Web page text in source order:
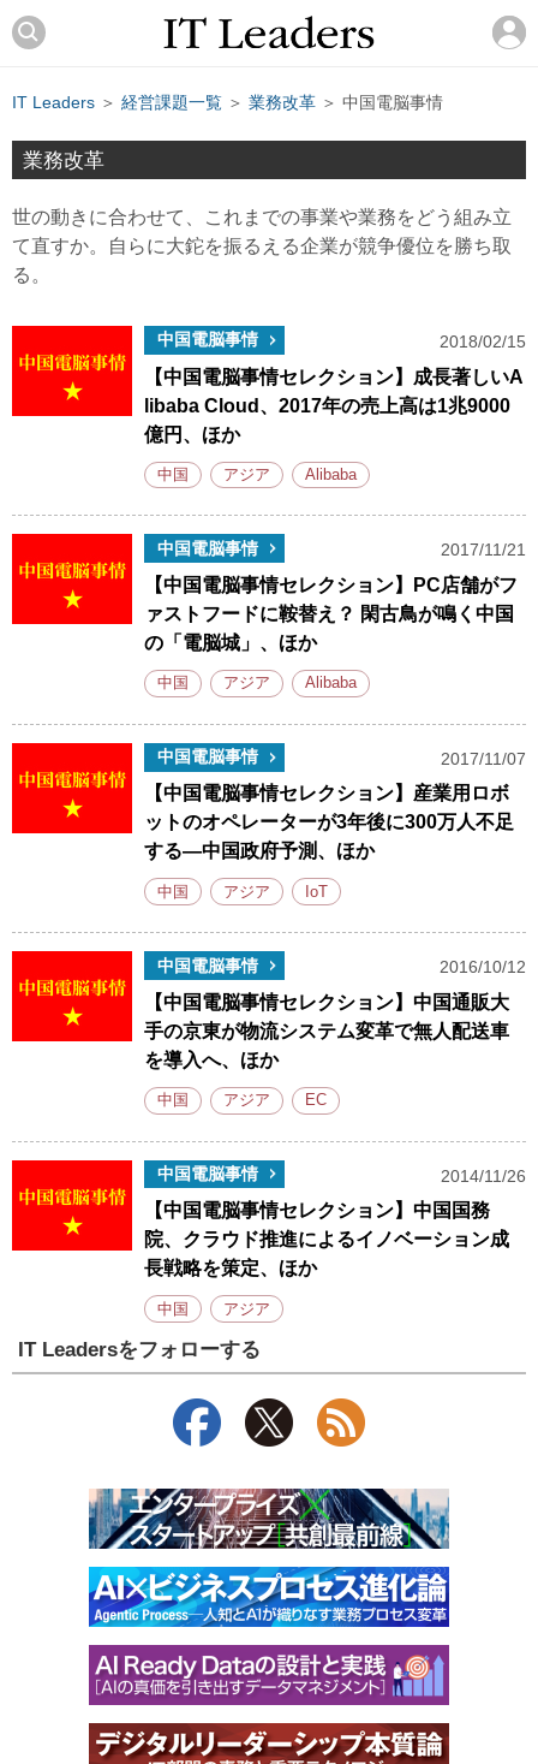
IT Leaders ＞ 経営課題一覧 ＞ 業務改革 ＞ 中国電脳事情
業務改革
世の動きに合わせて、これまでの事業や業務をどう組み立
て直すか。自らに大鉈を振るえる企業が競争優位を勝ち取
る。
中国電脳事情 2018/02/15
【中国電脳事情セレクション】成長著しいA
libaba Cloud、2017年の売上高は1兆9000
億円、ほか
中国 アジア Alibaba
中国電脳事情 2017/11/21
【中国電脳事情セレクション】PC店舗がフ
ァストフードに鞍替え？ 閑古鳥が鳴く中国
の「電脳城」、ほか
中国 アジア Alibaba
中国電脳事情 2017/11/07
【中国電脳事情セレクション】産業用ロボ
ットのオペレーターが3年後に300万人不足
する―中国政府予測、ほか
中国 アジア IoT
中国電脳事情 2016/10/12
【中国電脳事情セレクション】中国通販大
手の京東が物流システム変革で無人配送車
を導入へ、ほか
中国 アジア EC
中国電脳事情 2014/11/26
【中国電脳事情セレクション】中国国務
院、クラウド推進によるイノベーション成
長戦略を策定、ほか
中国 アジア
IT Leadersをフォローする